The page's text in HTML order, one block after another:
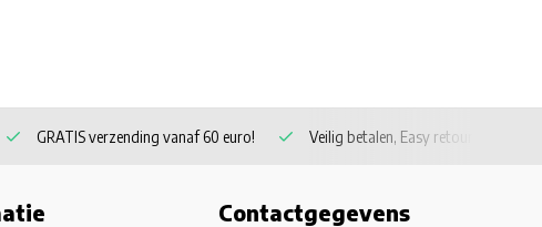
GRATIS verzending vanaf 60 euro! Veilig betalen, Easy retour
Contactgegevens